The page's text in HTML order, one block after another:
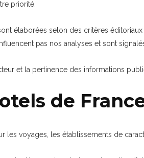
priorité.
élaborées selon des critères
pas nos analyses et sont
et la pertinence des informations
de
les voyages, les établissements de